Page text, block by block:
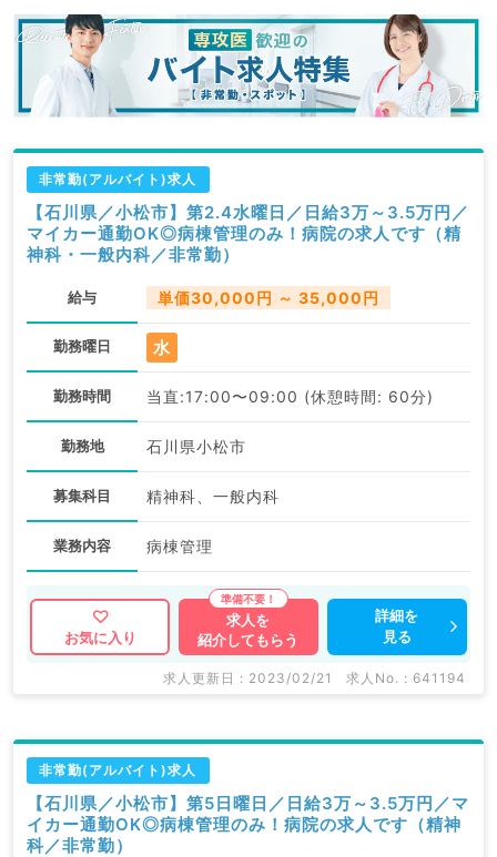
非常勤(アルバイト)求人
【石川県／小松市】第2.4水曜日／日給3万～3.5万円／
マイカー通勤OK◎病棟管理のみ！病院の求人です（精
神科・一般内科／非常勤）
給与 単価30,000円 ～ 35,000円
勤務曜日 水
勤務時間 当直:17:00〜09:00 (休憩時間: 60分)
勤務地 石川県小松市
募集科目 精神科、一般内科
業務内容 病棟管理
お気に入り
求人を
紹介してもらう
詳細を
見る
求人更新日 : 2023/02/21 求人No. : 641194
非常勤(アルバイト)求人
【石川県／小松市】第5日曜日／日給3万～3.5万円／マ
イカー通勤OK◎病棟管理のみ！病院の求人です（精神
科／非常勤）